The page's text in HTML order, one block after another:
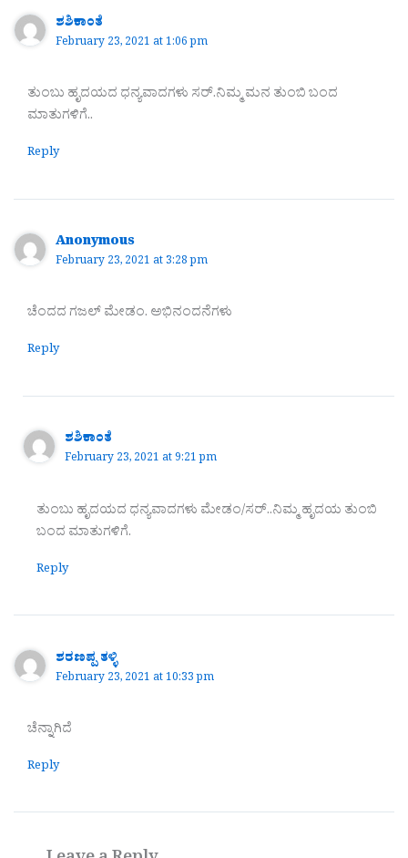
ಶಶಿಕಾಂತೆ
February 23, 2021 at 1:06 pm
ತುಂಬು ಹೃದಯದ ಧನ್ಯವಾದಗಳು ಸರ್.ನಿಮ್ಮ ಮನ ತುಂಬಿ ಬಂದ
ಮಾತುಗಳಿಗೆ..
Reply
Anonymous
February 23, 2021 at 3:28 pm
ಚೆಂದದ ಗಜಲ್ ಮೇಡಂ. ಅಭಿನಂದನೆಗಳು
Reply
ಶಶಿಕಾಂತೆ
February 23, 2021 at 9:21 pm
ತುಂಬು ಹೃದಯದ ಧನ್ಯವಾದಗಳು ಮೇಡಂ/ಸರ್..ನಿಮ್ಮ ಹೃದಯ ತುಂಬಿ
ಬಂದ ಮಾತುಗಳಿಗೆ.
Reply
ಶರಣಪ್ಪ ತಳ್ಳಿ
February 23, 2021 at 10:33 pm
ಚೆನ್ನಾಗಿದೆ
Reply